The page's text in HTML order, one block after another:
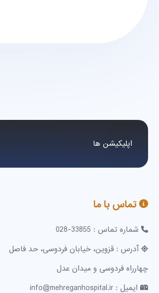
اپلیکیشن ها
تماس با ما
شماره تماس : 33855-028
آدرس : قزوین، خیابان فردوسی، حد فاصل
چهارراه فردوسی و میدان عدل
ایمیل : info@mehreganhospital.ir